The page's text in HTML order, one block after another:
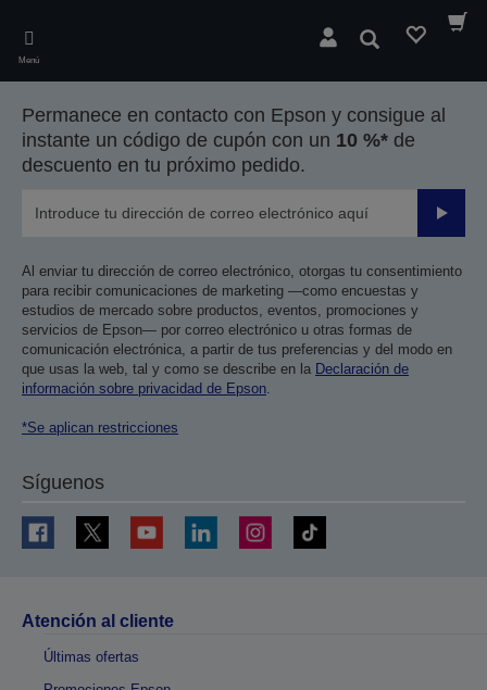
main
content
Menú
Buscar
Permanece en contacto con Epson y consigue al
instante un código de cupón con un 10 %* de
descuento en tu próximo pedido.
Enviar
Al enviar tu dirección de correo electrónico, otorgas tu consentimiento
para recibir comunicaciones de marketing —como encuestas y
estudios de mercado sobre productos, eventos, promociones y
servicios de Epson— por correo electrónico u otras formas de
comunicación electrónica, a partir de tus preferencias y del modo en
que usas la web, tal y como se describe en la Declaración de
información sobre privacidad de Epson.
*Se aplican restricciones
Síguenos
Atención al cliente
Últimas ofertas